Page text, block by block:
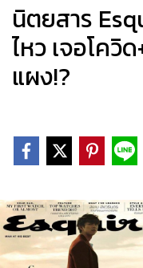
นิตยสาร
ไหว เจอโค
แผง!?